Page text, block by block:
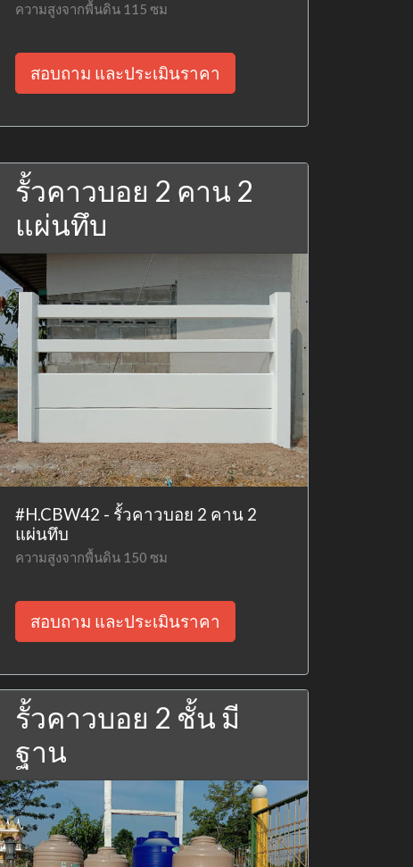
ความสูงจากพื้นดิน 115 ซม
สอบถาม และประเมินราคา
รั้วคาวบอย 2 คาน 2
แผ่นทึบ
#H.CBW42 - รั้วคาวบอย 2 คาน 2
แผ่นทึบ
ความสูงจากพื้นดิน 150 ซม
สอบถาม และประเมินราคา
รั้วคาวบอย 2 ชั้น มี
ฐาน